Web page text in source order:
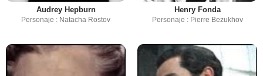
Audrey Hepburn
Personaje : Natacha Rostov
Henry Fonda
Personaje : Pierre Bezukhov